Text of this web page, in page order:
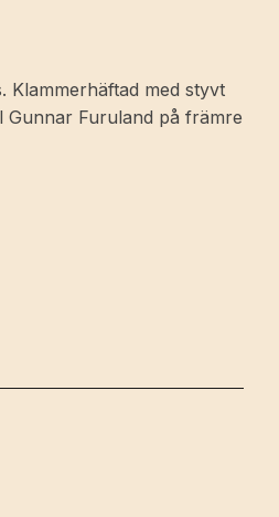
Klammerhäftad med styvt
Gunnar Furuland på främre